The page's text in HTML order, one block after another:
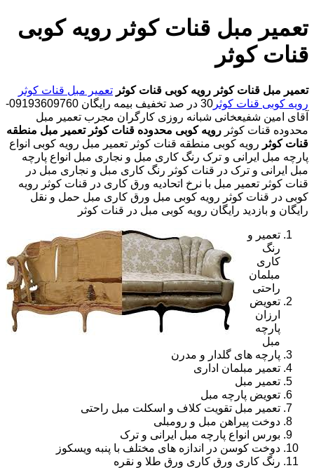
تعمیر مبل قنات کوثر رویه کوبی
قنات کوثر
تعمیر مبل قنات کوثر رویه کوبی قنات کوثر تعمیر مبل قنات کوثر
رویه کوبی قنات کوثر
30 در صد تخفیف بیمه رایگان 09193609760-
آقای امین شفیعخانی شبانه روزی کارگران مجرب تعمیر مبل
محدوده قنات کوثر رویه کوبی محدوده قنات کوثر تعمیر مبل منطقه
قنات کوثر رویه کوبی منطقه قنات کوثر تعمیر مبل رویه کوبی انواع
پارچه مبل ایرانی و ترک رنگ کاری مبل و نجاری مبل انواع پارچه
مبل ایرانی و ترک در قنات کوثر رنگ کاری مبل و نجاری مبل در
قنات کوثر تعمیر مبل با نرخ اتحادیه ورق کاری در قنات کوثر رویه
کوبی در قنات کوثر رویه کوبی مبل ورق کاری مبل حمل و نقل
رایگان و بازدید رایگان رویه کوبی مبل در قنات کوثر
تعمیر و
رنگ
کاری
مبلمان
راحتی
تعویض
ارزان
پارچه
مبل
پارچه های گلدار و مدرن
تعمیر مبلمان اداری
تعمیر مبل
تعویض پارچه مبل
تعمیر مبل تقویت کلاف و اسکلت مبل راحتی
دوخت پیراهن مبل و رومبلی
بورس انواع پارچه مبل ایرانی و ترک
دوخت کوسن در اندازه های مختلف با پنبه ویسکوز
رنگ کاری ورق کاری ورق طلا و نقره